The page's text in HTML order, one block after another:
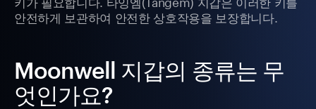
안전하게 보관하여 안전한 상호작용을 보장합니다.
Moonwell 지갑의 종류는 무
엇인가요?